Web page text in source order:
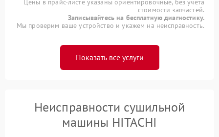
Цены в прайс-листе указаны ориентировочные, без учета
стоимости запчастей.
Записывайтесь на бесплатную диагностику.
Мы проверим ваше устройство и укажем на неисправность.
Показать все услуги
Неисправности сушильной
машины HITACHI